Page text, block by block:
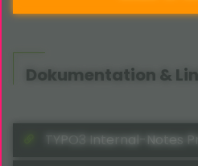
Dokumentation &
TYPO3 Internal-Notes